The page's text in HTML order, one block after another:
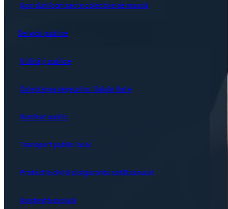
Acorduri/contracte colective de muncă
Servicii publice
Utilități publice
Colectarea deșeurilor. Salubritate
Iluminat public
Transport public local
Protecție civilă și siguranța cetățeanului
Asistență socială